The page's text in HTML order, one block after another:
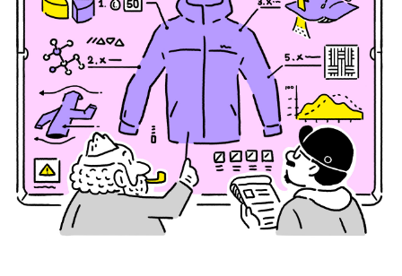
ALL WEATHER
どんな状況にも対応する全天候
型行動着
ACTIVE INSULATION
動いても蒸れにくい保温行動
SLEEPING PADS REPAIR PARTS